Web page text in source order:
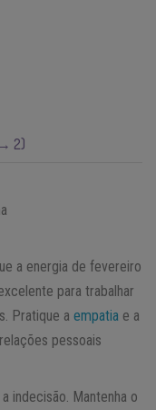
→ 2)
a energia de fevereiro
para trabalhar
Pratique a empatia e a
pessoais
indecisão. Mantenha o